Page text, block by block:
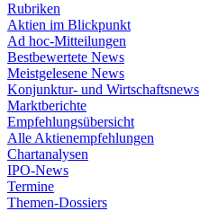
Rubriken
Aktien im Blickpunkt
Ad hoc-Mitteilungen
Bestbewertete News
Meistgelesene News
Konjunktur- und Wirtschaftsnews
Marktberichte
Empfehlungsübersicht
Alle Aktienempfehlungen
Chartanalysen
IPO-News
Termine
Themen-Dossiers